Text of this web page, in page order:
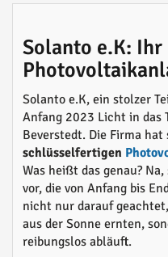
Solanto e.K:
Solanto e.K, ein stolzer
Anfang 2023 Licht in das
Beverstedt. Die Firma
schlüsselfertigen
Was heißt das genau?
vor, die von Anfang bis
nicht nur darauf
aus der Sonne ernten,
reibungslos abläuft.